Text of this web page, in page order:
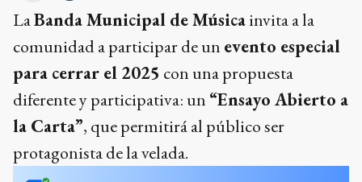
LaBanda Municipal de Músicainvita a la
comunidad a participar de un evento especial
para cerrar el 2025 con una propuesta
diferente y participativa: un “Ensayo Abierto a
la Carta”, que permitirá al público ser
protagonista de la velada.